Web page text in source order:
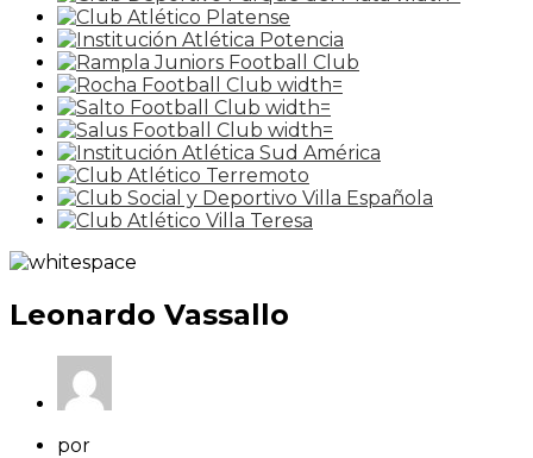
Leonardo Vassallo
por